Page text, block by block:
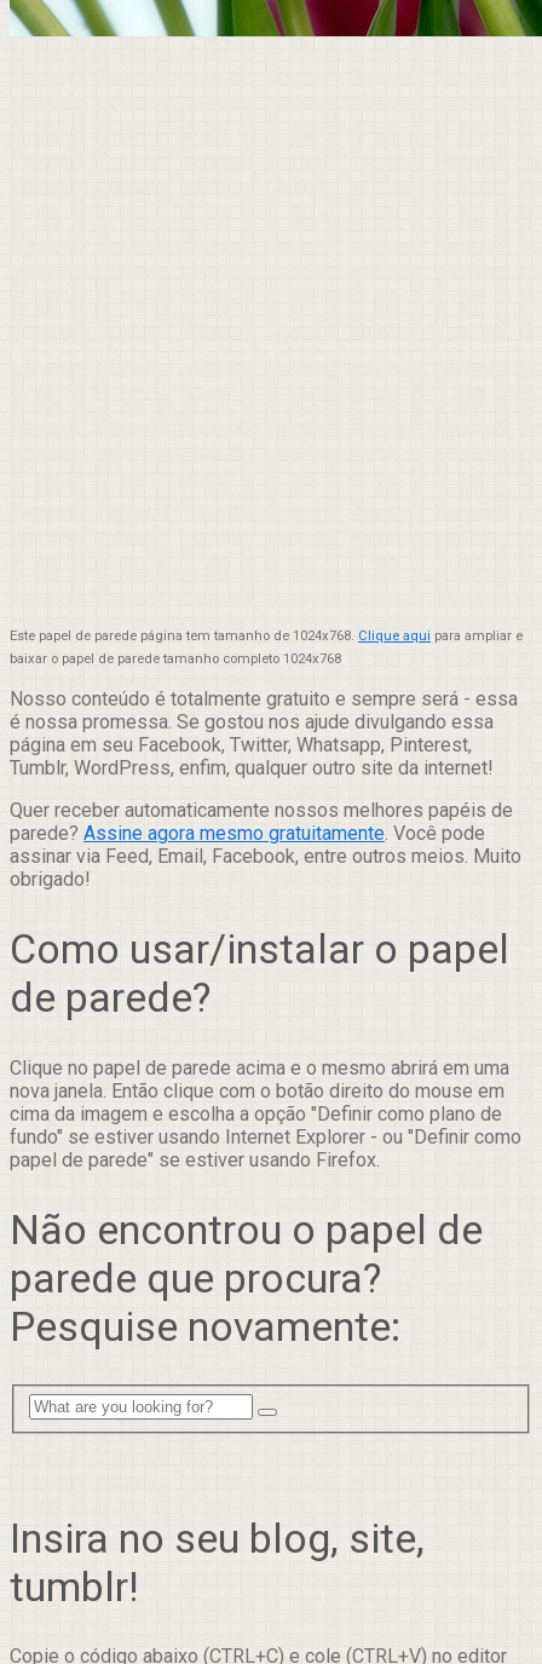
Este papel de parede página tem tamanho de 1024x768. Clique aqui para ampliar e
baixar o papel de parede tamanho completo 1024x768
Nosso conteúdo é totalmente gratuito e sempre será - essa
é nossa promessa. Se gostou nos ajude divulgando essa
página em seu Facebook, Twitter, Whatsapp, Pinterest,
Tumblr, WordPress, enfim, qualquer outro site da internet!
Quer receber automaticamente nossos melhores papéis de
parede? Assine agora mesmo gratuitamente. Você pode
assinar via Feed, Email, Facebook, entre outros meios. Muito
obrigado!
Como usar/instalar o papel
de parede?
Clique no papel de parede acima e o mesmo abrirá em uma
nova janela. Então clique com o botão direito do mouse em
cima da imagem e escolha a opção "Definir como plano de
fundo" se estiver usando Internet Explorer - ou "Definir como
papel de parede" se estiver usando Firefox.
Não encontrou o papel de
parede que procura?
Pesquise novamente:
Insira no seu blog, site,
tumblr!
Copie o código abaixo (CTRL+C) e cole (CTRL+V) no editor